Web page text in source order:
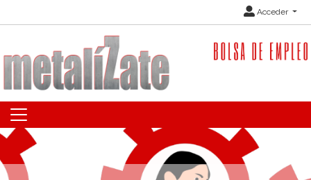
Acceder